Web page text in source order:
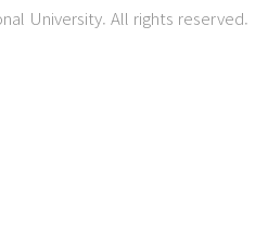
University. All rights reserved.